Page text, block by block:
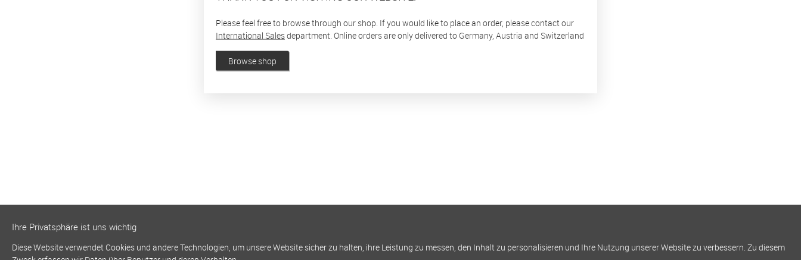
Please feel free to browse through our shop. If you would like to place an order, please contact our
International Salesdepartment. Online orders are only delivered to Germany, Austria and Switzerland
Browse shop
Ihre Privatsphäre ist uns wichtig
Diese Website verwendet Cookies und andere Technologien, um unsere Website sicher zu halten, ihre Leistung zu messen, den Inhalt zu personalisieren und Ihre Nutzung unserer Website zu verbessern. Zu diesem